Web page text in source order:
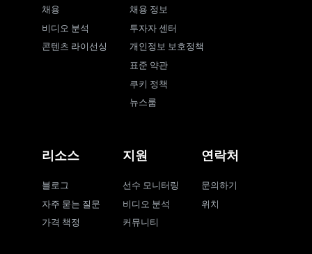
채용
비디오 분석
콘텐츠 라이선싱
채용 정보
투자자 센터
개인정보 보호정책
표준 약관
쿠키 정책
뉴스룸
리소스
블로그
자주 묻는 질문
가격 책정
지원
선수 모니터링
비디오 분석
커뮤니티
연락처
문의하기
위치